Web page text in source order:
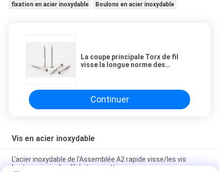
fixation en acier inoxydable Boulons en acier inoxydable
La coupe principale Torx de fil
visse la longue norme des
Continuer
Vis en acier inoxydable
L'acier inoxydable de l'Assemblée A2 rapide visse/les vis
brutes principales fil de trompette